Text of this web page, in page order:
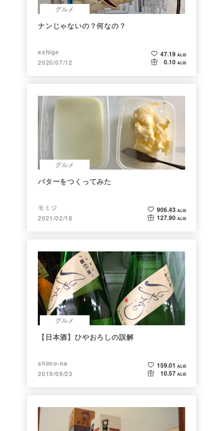
グルメ
ナンじゃないの？何なの？
exhige
2020/07/12
47.19 ALIS
0.10 ALIS
グルメ
バターをつくってみた
モミジ
2021/02/18
906.43 ALIS
127.90 ALIS
グルメ
【日本酒】ひやおろしの誤解
shimo-na
2019/09/23
159.01 ALIS
10.57 ALIS